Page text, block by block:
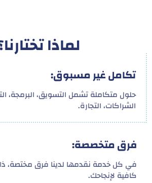
لماذا
تكامل غير مسبوق:
حلول متكاملة تشمل التسويق، البرمجة،
الشراكات، التجارة.
فرق متخصصة:
في كل خدمة نقدمها لدينا فرق مختصة،
كافية لإنجاحك.